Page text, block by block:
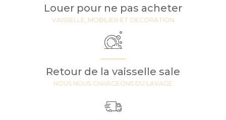
Louer pour ne pas acheter
VAISSELLE, MOBILIER ET DECORATION
Retour de la vaisselle sale
NOUS NOUS CHARGEONS DU LAVAGE